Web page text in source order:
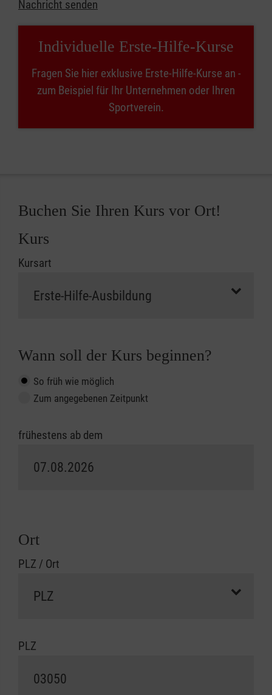
Nachricht senden
Individuelle Erste-Hilfe-Kurse
Fragen Sie hier exklusive Erste-Hilfe-Kurse an -
zum Beispiel für Ihr Unternehmen oder Ihren
Sportverein.
Buchen Sie Ihren Kurs vor Ort!
Kurs
Kursart
Wann soll der Kurs beginnen?
So früh wie möglich
Zum angegebenen Zeitpunkt
frühestens ab dem
Ort
PLZ / Ort
PLZ